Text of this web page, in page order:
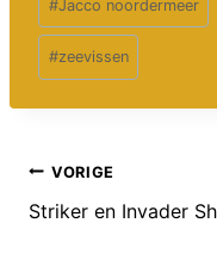
#Jacco noordermeer
#zeevissen
Bericht
VORIGE
Striker en Invader